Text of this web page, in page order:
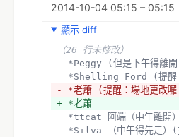
2014-10-04 05:15 – 05:15
顯示 diff
（26 行未修改）
*Peggy (但是下午得離
*Shelling Ford (提醒
- *老蕭 (提醒：場地更改囉
+ *老蕭
*ttcat 阿端（中午離開
*Silva （中午得先走）